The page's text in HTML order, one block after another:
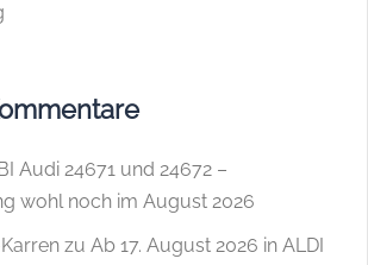
Audi 24671 und 24672 –
wohl noch im August 2026
zu Ab 17. August 2026 in ALDI